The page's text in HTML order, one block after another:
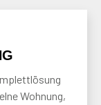
Wohnung,